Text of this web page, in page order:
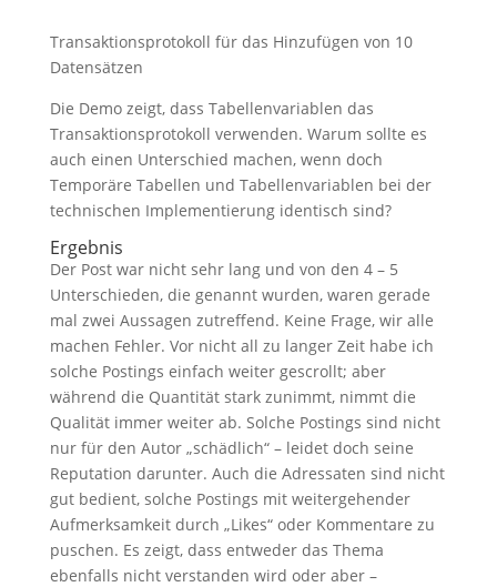
Transaktionsprotokoll für das Hinzufügen von 10
Datensätzen
Die Demo zeigt, dass Tabellenvariablen das
Transaktionsprotokoll verwenden. Warum sollte es
auch einen Unterschied machen, wenn doch
Temporäre Tabellen und Tabellenvariablen bei der
technischen Implementierung identisch sind?
Ergebnis
Der Post war nicht sehr lang und von den 4 – 5
Unterschieden, die genannt wurden, waren gerade
mal zwei Aussagen zutreffend. Keine Frage, wir alle
machen Fehler. Vor nicht all zu langer Zeit habe ich
solche Postings einfach weiter gescrollt; aber
während die Quantität stark zunimmt, nimmt die
Qualität immer weiter ab. Solche Postings sind nicht
nur für den Autor „schädlich“ – leidet doch seine
Reputation darunter. Auch die Adressaten sind nicht
gut bedient, solche Postings mit weitergehender
Aufmerksamkeit durch „Likes“ oder Kommentare zu
puschen. Es zeigt, dass entweder das Thema
ebenfalls nicht verstanden wird oder aber –